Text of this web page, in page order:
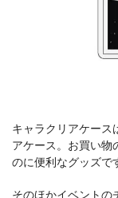
キャラクリアケース
アケース。お買い物
のに便利なグッズで
そのほかイベントの